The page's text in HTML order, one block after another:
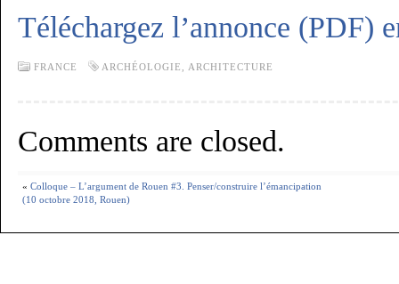
Téléchargez l’annonce (PDF)
FRANCE ARCHÉOLOGIE ARCHITECTURE
Comments are closed.
« Colloque – L’argument de Rouen #3. Penser/construire l’émancipation
(10 octobre 2018, Rouen)